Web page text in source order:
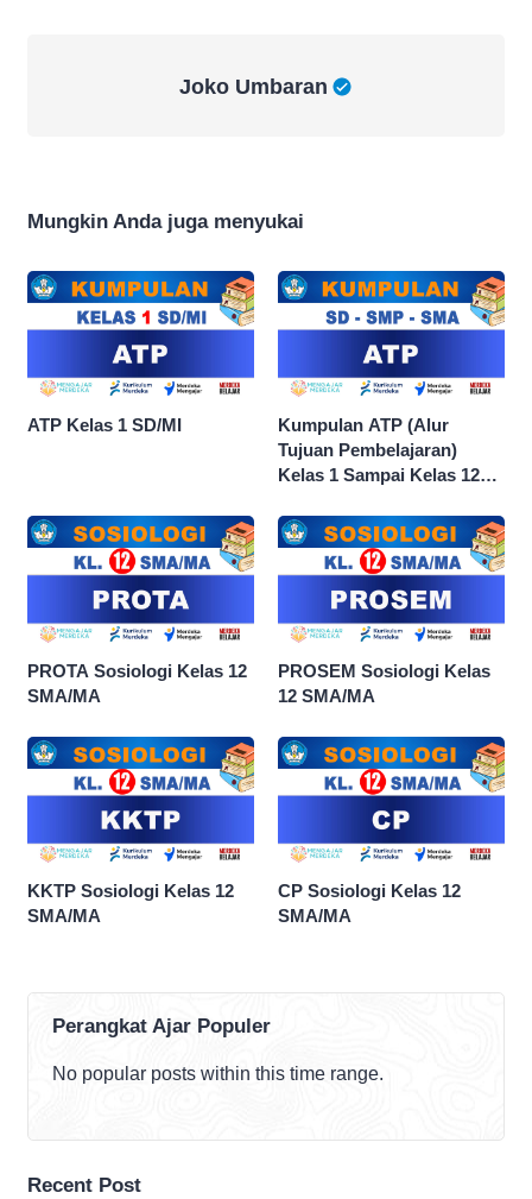
Joko Umbaran
Mungkin Anda juga menyukai
ATP Kelas 1 SD/MI
Kumpulan ATP (Alur
Tujuan Pembelajaran)
Kelas 1 Sampai Kelas 12
PROTA Sosiologi Kelas 12
SMA/MA
PROSEM Sosiologi Kelas
12 SMA/MA
KKTP Sosiologi Kelas 12
SMA/MA
CP Sosiologi Kelas 12
SMA/MA
Perangkat Ajar Populer
No popular posts within this time range.
Recent Post